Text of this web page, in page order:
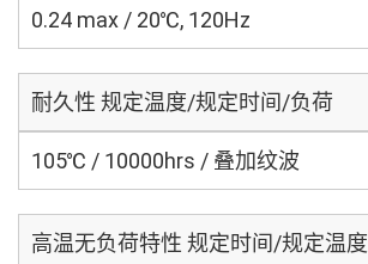
0.24 max / 20℃, 120Hz
耐久性 规定温度/规定时间/负荷
105℃ / 10000hrs / 叠加纹波
高温无负荷特性 规定时间/规定温度